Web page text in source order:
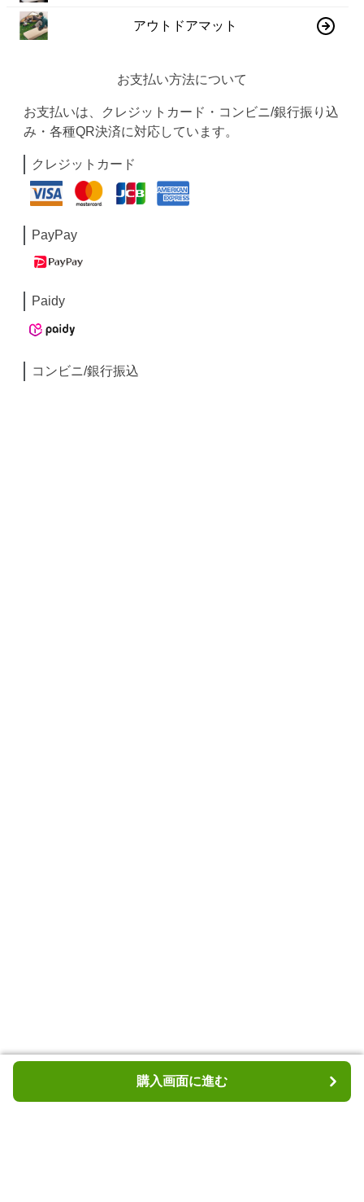
購入画面に進む
購入画面に進む
アウトドアマット
お支払い方法について
お支払いは、クレジットカード・コンビニ/銀行振り込
み・各種QR決済に対応しています。
クレジットカード
PayPay
Paidy
コンビニ/銀行振込